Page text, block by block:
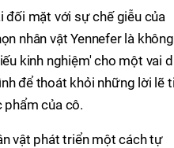
đối mặt với sự chế giễu của
nhân vật Yennefer là không
kinh nghiệm' cho một vai
để thoát khỏi những lời lẽ
phẩm của cô.
vật phát triển một cách tự